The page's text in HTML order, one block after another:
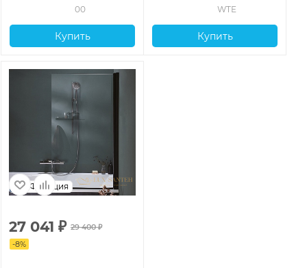
00
Купить
WTE
Купить
Франция
27 041 ₽ 29 400₽
-8%